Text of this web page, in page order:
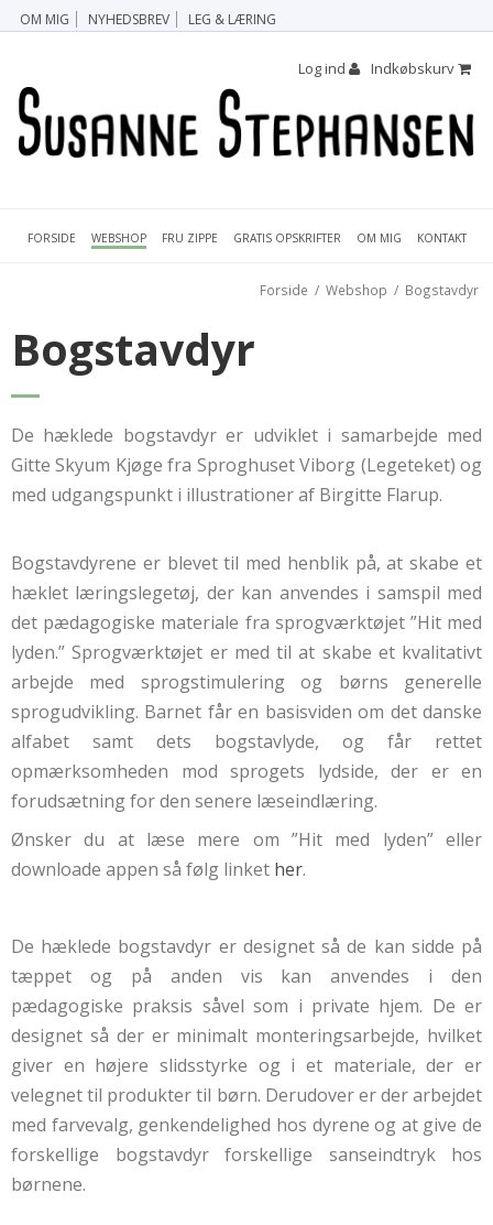
OM MIG NYHEDSBREV LEG & LÆRING
Indkøbskurv
Log ind
FORSIDE WEBSHOP FRU ZIPPE GRATIS OPSKRIFTER OM MIG KONTAKT
Forside / Webshop / Bogstavdyr
Bogstavdyr
De hæklede bogstavdyr er udviklet i samarbejde med
Gitte Skyum Kjøge fra Sproghuset Viborg (Legeteket) og
med udgangspunkt i illustrationer af Birgitte Flarup.
Bogstavdyrene er blevet til med henblik på, at skabe et
hæklet læringslegetøj, der kan anvendes i samspil med
det pædagogiske materiale fra sprogværktøjet ”Hit med
lyden.” Sprogværktøjet er med til at skabe et kvalitativt
arbejde med sprogstimulering og børns generelle
sprogudvikling. Barnet får en basisviden om det danske
alfabet samt dets bogstavlyde, og får rettet
opmærksomheden mod sprogets lydside, der er en
forudsætning for den senere læseindlæring.
Ønsker du at læse mere om ”Hit med lyden” eller
downloade appen så følg linket her.
De hæklede bogstavdyr er designet så de kan sidde på
tæppet og på anden vis kan anvendes i den
pædagogiske praksis såvel som i private hjem. De er
designet så der er minimalt monteringsarbejde, hvilket
giver en højere slidsstyrke og i et materiale, der er
velegnet til produkter til børn. Derudover er der arbejdet
med farvevalg, genkendelighed hos dyrene og at give de
forskellige bogstavdyr forskellige sanseindtryk hos
børnene.